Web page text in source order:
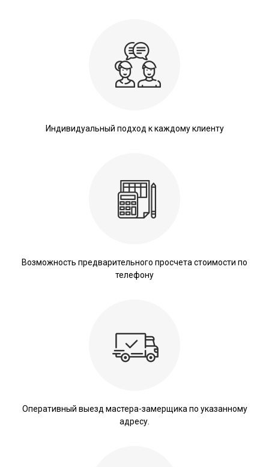
Индивидуальный подход к каждому клиенту
Возможность предварительного просчета стоимости по
телефону
Оперативный выезд мастера-замерщика по указанному
адресу.